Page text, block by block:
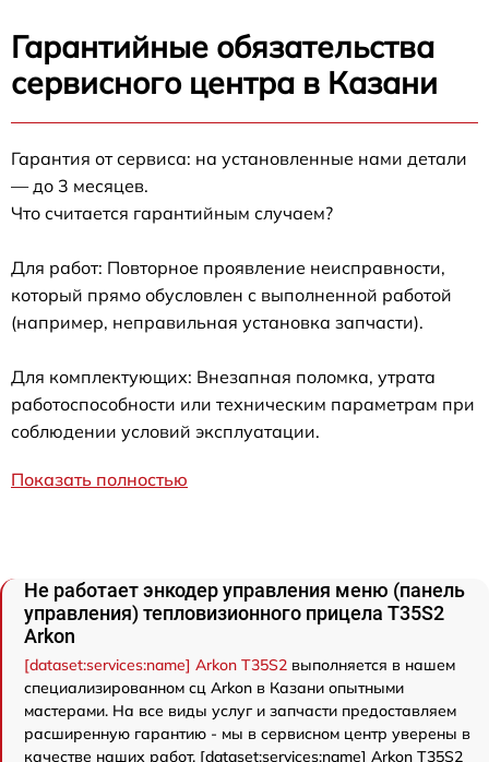
Гарантийные обязательства
сервисного центра в Казани
Гарантия от сервиса: на установленные нами детали
— до 3 месяцев.
Что считается гарантийным случаем?
Для работ: Повторное проявление неисправности,
который прямо обусловлен с выполненной работой
(например, неправильная установка запчасти).
Для комплектующих: Внезапная поломка, утрата
работоспособности или техническим параметрам при
соблюдении условий эксплуатации.
Показать полностью
Не работает энкодер управления меню (панель
управления) тепловизионного прицела T35S2
Arkon
[dataset:services:name] Arkon T35S2 выполняется в нашем
специализированном сц Arkon в Казани опытными
мастерами. На все виды услуг и запчасти предоставляем
расширенную гарантию - мы в сервисном центр уверены в
качестве наших работ. [dataset:services:name] Arkon T35S2